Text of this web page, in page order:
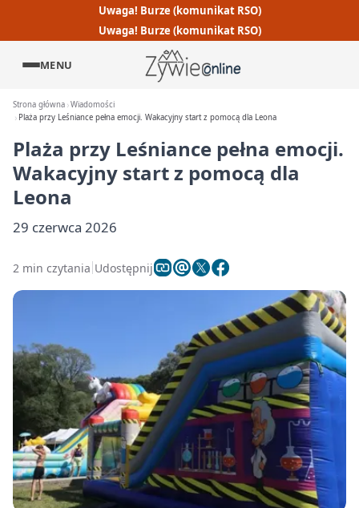
Uwaga! Burze (komunikat RSO)
Uwaga! Burze (komunikat RSO)
MENU
Strona główna Wiadomości
Plaża przy Leśniance pełna emocji. Wakacyjny start z pomocą dla Leona
Plaża przy Leśniance pełna emocji.
Wakacyjny start z pomocą dla
Leona
29 czerwca 2026
2 min czytania Udostępnij